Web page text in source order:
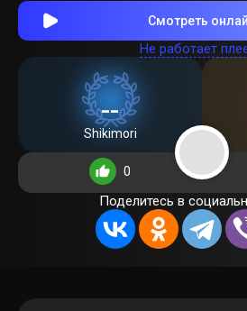
Смотреть
Не работает
--
Shikimori
0
Поделитесь в